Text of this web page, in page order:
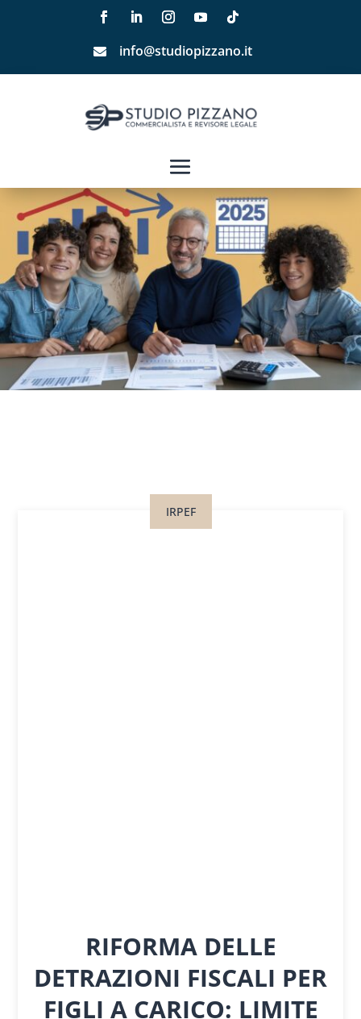
 info@studiopizzano.it
IRPEF
RIFORMA DELLE
DETRAZIONI FISCALI PER
FIGLI A CARICO: LIMITE